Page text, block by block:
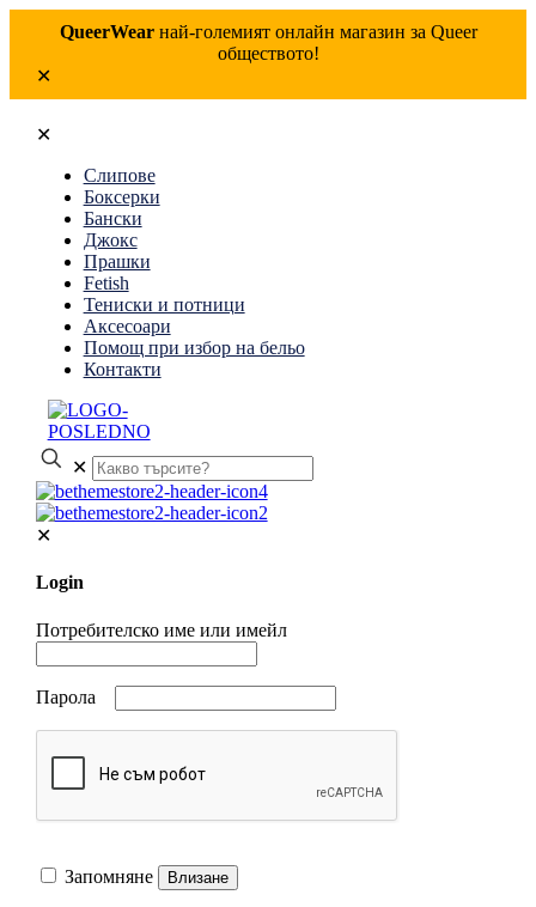
QueerWearнай-големият онлайн магазин за Queer
обществото!
✕
✕
Слипове
Боксерки
Бански
Джокс
Прашки
Fetish
Тениски и потници
Аксесоари
Помощ при избор на бельо
Контакти
✕
✕
Login
Потребителско име или имейл
Парола
Запомняне Влизане